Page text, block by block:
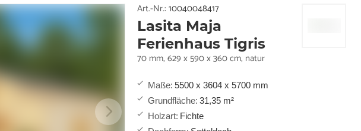
Art.-Nr.: 10040048417
Lasita Maja
Ferienhaus Tigris
70 mm, 629 x 590 x 360 cm, natur
Maße: 5500 x 3604 x 5700 mm
Grundfläche: 31,35 m²
Holzart: Fichte